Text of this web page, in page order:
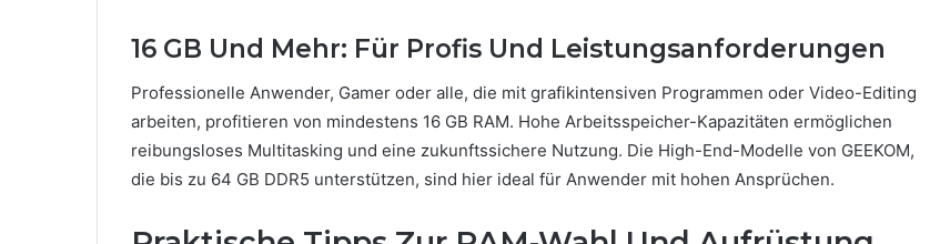
16 GB Und Mehr: Für Profis Und Leistungsanforderungen
Professionelle Anwender, Gamer oder alle, die mit grafikintensiven Programmen oder Video-Editing
arbeiten, profitieren von mindestens 16 GB RAM. Hohe Arbeitsspeicher-Kapazitäten ermöglichen
reibungsloses Multitasking und eine zukunftssichere Nutzung. Die High-End-Modelle von GEEKOM,
die bis zu 64 GB DDR5 unterstützen, sind hier ideal für Anwender mit hohen Ansprüchen.